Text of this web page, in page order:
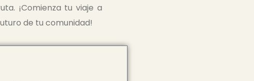
¡Comienza tu viaje a
de tu comunidad!